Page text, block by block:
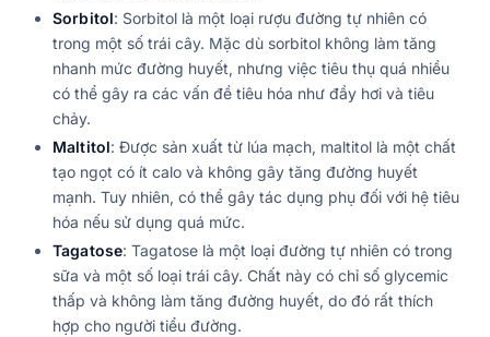
Sorbitol: Sorbitol là một loại rượu đường tự nhiên có
trong một số trái cây. Mặc dù sorbitol không làm tăng
nhanh mức đường huyết, nhưng việc tiêu thụ quá nhiều
có thể gây ra các vấn đề tiêu hóa như đầy hơi và tiêu
chảy.
Maltitol: Được sản xuất từ lúa mạch, maltitol là một chất
tạo ngọt có ít calo và không gây tăng đường huyết
mạnh. Tuy nhiên, có thể gây tác dụng phụ đối với hệ tiêu
hóa nếu sử dụng quá mức.
Tagatose: Tagatose là một loại đường tự nhiên có trong
sữa và một số loại trái cây. Chất này có chỉ số glycemic
thấp và không làm tăng đường huyết, do đó rất thích
hợp cho người tiểu đường.